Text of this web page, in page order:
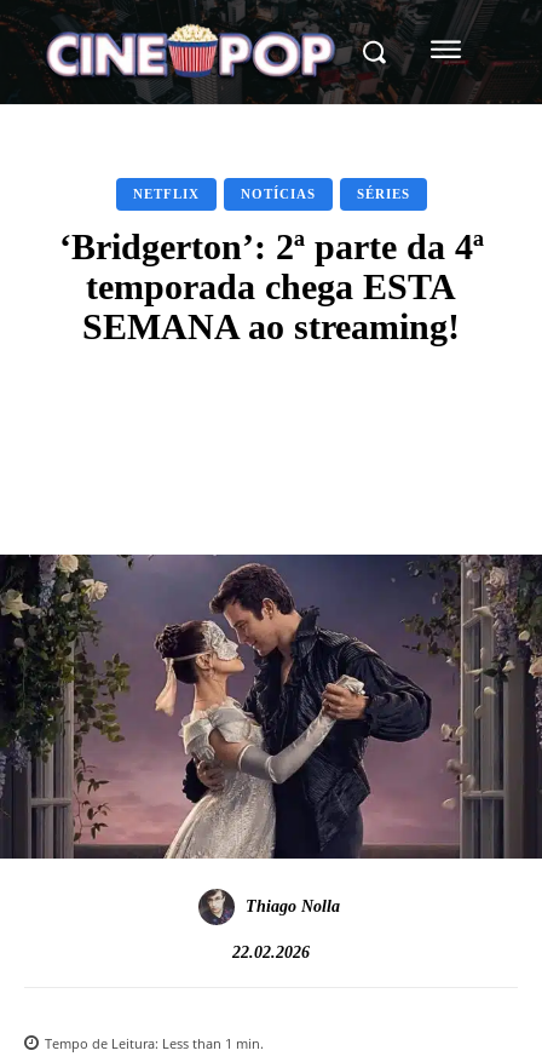
NETFLIX NOTÍCIAS SÉRIES
‘Bridgerton’: 2ª parte da 4ª
temporada chega ESTA
SEMANA ao streaming!
Thiago Nolla
22.02.2026
Tempo de Leitura: Less than 1 min.